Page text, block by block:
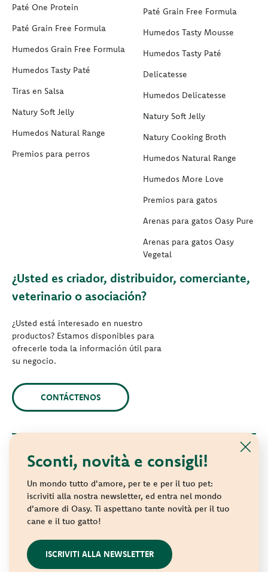
Sconti, novità e consigli!
Un mondo tutto d'amore, per te e per il tuo pet:
iscriviti alla nostra newsletter, ed entra nel mondo
d'amore di Oasy. Ti aspettano tante novità per il tuo
cane e il tuo gatto!
ISCRIVITI ALLA NEWSLETTER
Paté One Protein
Paté Grain Free Formula
Humedos Grain Free Formula
Humedos Tasty Paté
Tiras en Salsa
Natury Soft Jelly
Humedos Natural Range
Premios para perros
Paté Grain Free Formula
Humedos Tasty Mousse
Humedos Tasty Paté
Delicatesse
Humedos Delicatesse
Natury Soft Jelly
Natury Cooking Broth
Humedos Natural Range
Humedos More Love
Premios para gatos
Arenas para gatos Oasy Pure
Arenas para gatos Oasy
Vegetal
¿Usted es criador, distribuidor, comerciante,
veterinario o asociación?
¿Usted está interesado en nuestro
productos? Estamos disponibles para
ofrecerle toda la información útil para
su negocio.
CONTÁCTENOS
© 2021 Oasy. Todos los derechos reservados.
Wonderfood S.p.A. Strada dei Censiti, 2 - 47891 Repubblica di
San Marino - C.o.E. SM 04018
Privacy policy-Cookie policy-Sitemap
websolute